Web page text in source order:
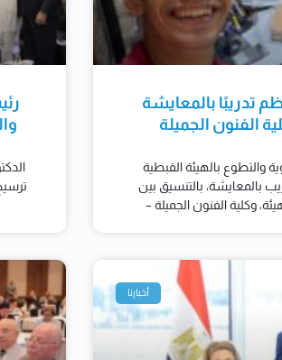
تدريبًا بالمعايشة
الفنون الجميلة
والتطوع بالهيئة القبطية
بالمعايشة، بالتنسيق بين
وكلية الفنون الجميلة –
أخبارنا